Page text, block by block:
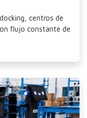
centros de
flujo constante de